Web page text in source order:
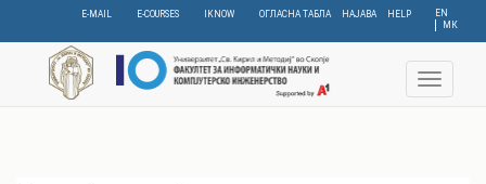
content
EN
МК
E-MAIL E-COURSES IKNOW ОГЛАСНА ТАБЛА НАЈАВА HELP
Toggle